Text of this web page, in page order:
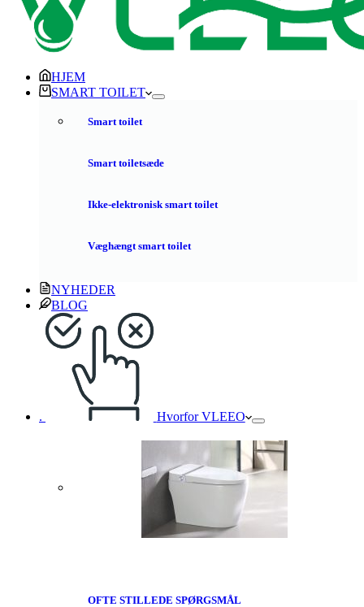
HJEM
SMART TOILET
Smart toilet
Smart toiletsæde
Ikke-elektronisk smart toilet
Væghængt smart toilet
NYHEDER
BLOG
. Hvorfor VLEEO
OFTE STILLEDE SPØRGSMÅL